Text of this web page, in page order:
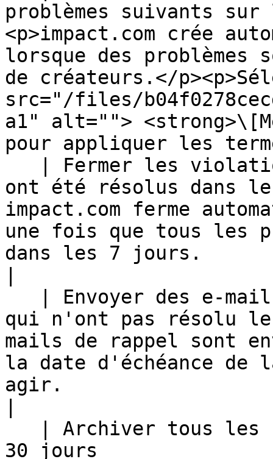
problèmes suivants
<p>impact.com crée
lorsque des problèmes
de créateurs.</
src="/files/
a1" alt="">
pour appliquer les
ont été résolus
impact.com ferme
une fois que tous les
dans les 7 jours.
qui n'ont pas résolu
mails de rappel sont
la date d'échéance
agir.
30 jours